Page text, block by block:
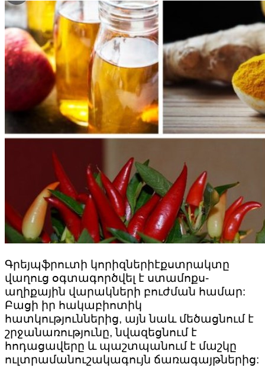
Գրեյպֆրուտի կորիզներիէքստրակտը
վաղուց օգտագործվել է ստամոքս-
աղիքային վարակների բուժման համար:
Բացի իր հակաբիոտիկ
հատկություններից, այն նաև մեծացնում է
շրջանառությունը, նվազեցնում է
հոդացավերը և պաշտպանում է մաշկը
ուլտրամանուշակագույն ճառագայթներից: